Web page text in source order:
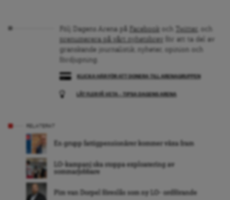
Följ Dagens Arena på Facebook och Twitter , och
prenumerera på vårt nyhetsbrev
för att ta del av
granskande journalistik, nyheter, opinion och
fördjupning.
KLICKA HÄR FÖR ATT DONERA TILL ARENAGRUPPEN
En grupp fattigpensionärer kommer växa fram
LO-kampanj ska stoppa exploatering av
sommarjobbare
Pim van Dorpel föreslås som ny LO- ordförande